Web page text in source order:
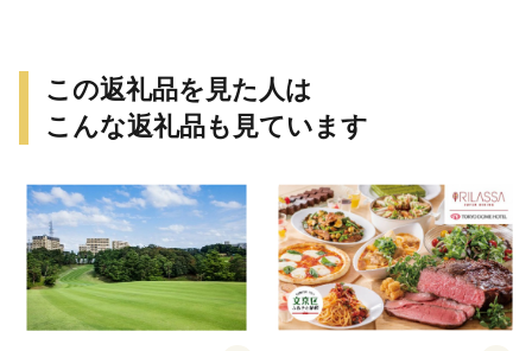
県 小牧市 送料無料
この返礼品を見た人は
こんな返礼品も見ています